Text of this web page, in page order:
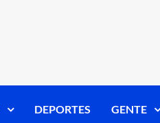
DEPORTES GENTE